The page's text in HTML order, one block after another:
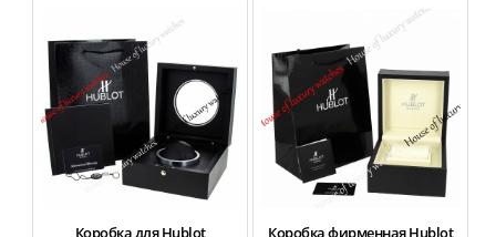
Коробка для Hublot Коробка фирменная Hublot